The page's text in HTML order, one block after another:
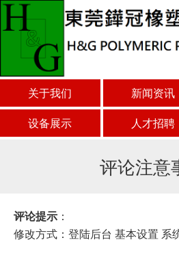
关于我们 新闻资讯
设备展示
人才招聘
评论注意
评论提示 ：
修改方式：登陆后台 基本设置 系